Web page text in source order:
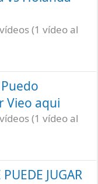
(1 vídeo al
Vieo aqui
(1 vídeo al
PUEDE JUGAR